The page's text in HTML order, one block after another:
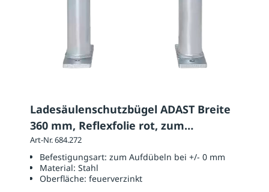
Ladesäulenschutzbügel ADAST Breite
360 mm, Reflexfolie rot, zum
Aufdübeln
Art-Nr. 684.272
Befestigungsart: zum Aufdübeln bei +/- 0 mm
Material: Stahl
Oberfläche: feuerverzinkt